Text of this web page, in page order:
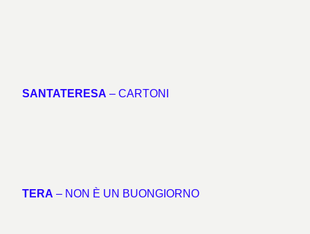
SANTATERESA – CARTONI
TERA – NON È UN BUONGIORNO